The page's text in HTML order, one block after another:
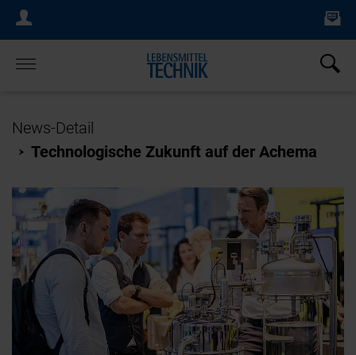
Login Menu
Home
News-Detail
Technologische Zukunft auf der Achema
×